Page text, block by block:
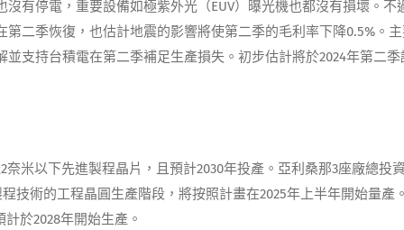
有停電，重要設備如極紫外光（EUV）曝光機也都沒有損壞。不
二季恢復，也估計地震的影響將使第二季的毛利率下降0.5%。
支持台積電在第二季補足生產損失。初步估計將於2024年第二季
米以下先進製程晶片，且預計2030年投產。亞利桑那3座廠總投
技術的工程晶圓生產階段，將按照計畫在2025年上半年開始量產
於2028年開始生產。